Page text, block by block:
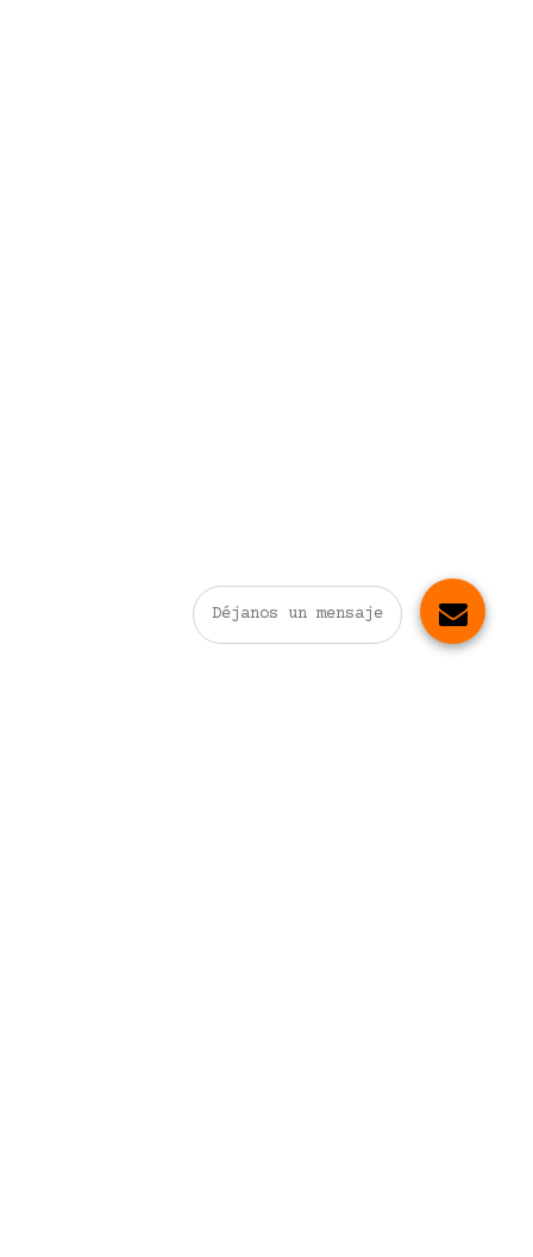
Déjanos un mensaje